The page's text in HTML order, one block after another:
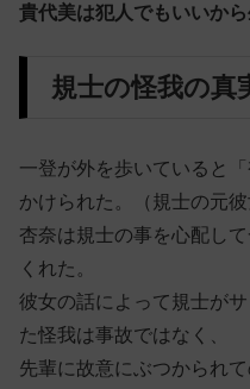
貴代美は犯人でもいいか
規士の怪我の真
一登が外を歩いていると
かけられた。（規士の元彼
杏奈は規士の事を心配し
くれた。
彼女の話によって規士が
た怪我は事故ではなく、
先輩に故意にぶつかられて